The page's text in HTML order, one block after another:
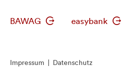
BAWAG easybank
Impressum Datenschutz